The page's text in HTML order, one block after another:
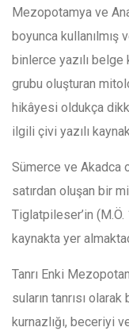
Mezopotamya ve
boyunca kullanılmış
binlerce yazılı belge
grubu oluşturan
hikâyesi oldukça
ilgili çivi yazılı
Sümerce ve Akadca
satırdan oluşan bir
Tiglatpileser’in
kaynakta yer
Tanrı Enki
suların tanrısı
kurnazlığı, beceriyi